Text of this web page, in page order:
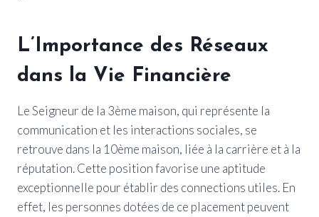
L’Importance des Réseaux
dans la Vie Financière
Le Seigneur de la 3ème maison, qui représente la
communication et les interactions sociales, se
retrouve dans la 10ème maison, liée à la carrière et à la
réputation. Cette position favorise une aptitude
exceptionnelle pour établir des connections utiles. En
effet, les personnes dotées de ce placement peuvent